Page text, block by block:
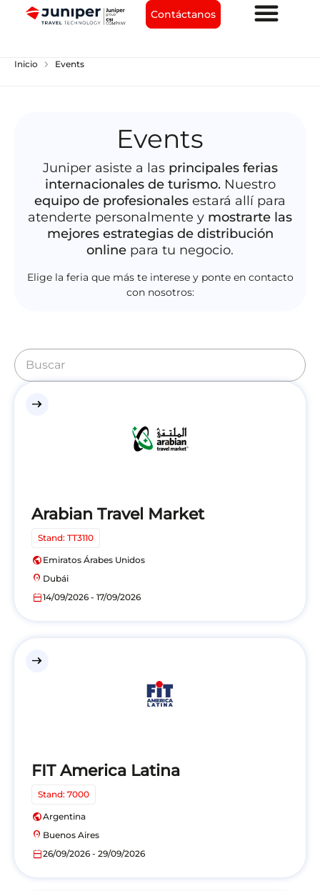
Contáctanos
Inicio chevron_right Events
Events
Juniper asiste a las principales ferias
internacionales de turismo.Nuestro
equipo de profesionales estará allí para
atenderte personalmente y mostrarte las
mejores estrategias de distribución
online para tu negocio.
Elige la feria que más te interese y ponte en contacto
con nosotros:
east
Arabian Travel Market
Stand: TT3110
public Emiratos Árabes Unidos
location_on Dubái
calendar_today14/09/2026 - 17/09/2026
east
FIT America Latina
Stand: 7000
publicArgentina
location_on Buenos Aires
calendar_today26/09/2026 - 29/09/2026